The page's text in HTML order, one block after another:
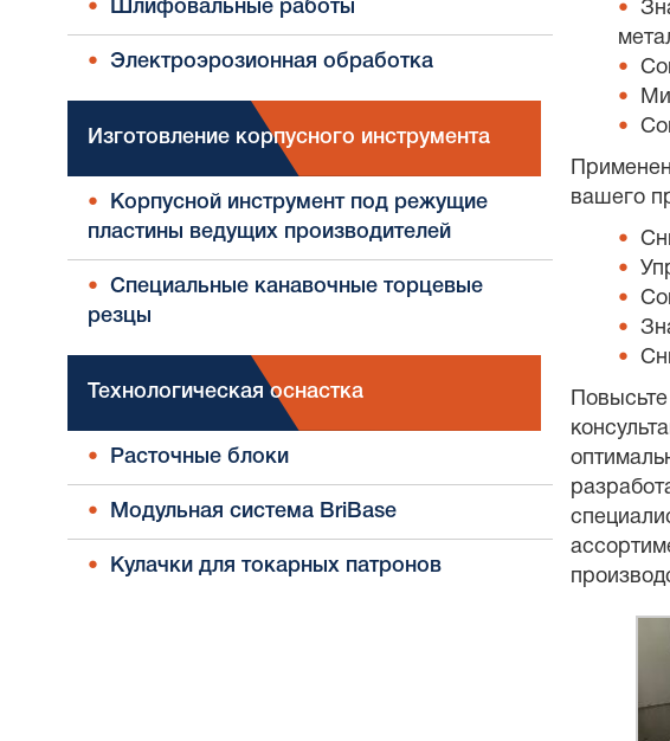
Шлифовальные работы
Электроэрозионная обработка
Изготовление корпусного инструмента
Корпусной инструмент под режущие
пластины ведущих производителей
Специальные канавочные торцевые
резцы
Технологическая оснастка
Расточные блоки
Модульная система BriBase
Кулачки для токарных патронов
вашего